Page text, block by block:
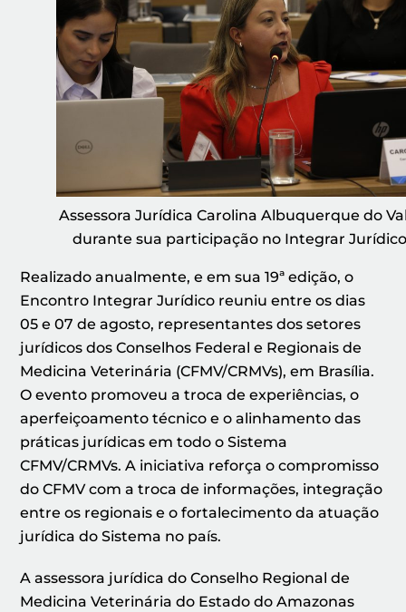
Assessora Jurídica Carolina Albuquerque do
durante sua participação no Integrar Jurídico
Realizado anualmente, e em sua 19ª edição, o
Encontro Integrar Jurídico reuniu entre os dias
05 e 07 de agosto, representantes dos setores
jurídicos dos Conselhos Federal e Regionais de
Medicina Veterinária (CFMV/CRMVs), em Brasília.
O evento promoveu a troca de experiências, o
aperfeiçoamento técnico e o alinhamento das
práticas jurídicas em todo o Sistema
CFMV/CRMVs. A iniciativa reforça o compromisso
do CFMV com a troca de informações, integração
entre os regionais e o fortalecimento da atuação
jurídica do Sistema no país.
A assessora jurídica do Conselho Regional de
Medicina Veterinária do Estado do Amazonas